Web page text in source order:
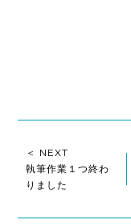
＜ NEXT
執筆作業１つ終わ
りました